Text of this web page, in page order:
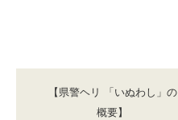
【県警ヘリ 「いぬわし」の
概要】